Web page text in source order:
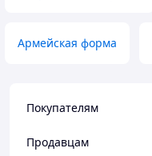
Армейская форма
Покупателям
Продавцам